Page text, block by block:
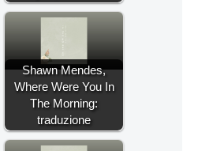
Shawn Mendes,
Where Were You In
The Morning:
traduzione